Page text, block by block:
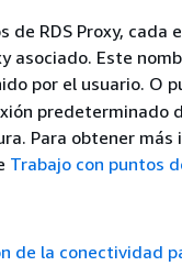
de RDS Proxy,
asociado. Este
por el usuario. O
predeterminado
Para obtener más
Trabajo con puntos
de la conectividad